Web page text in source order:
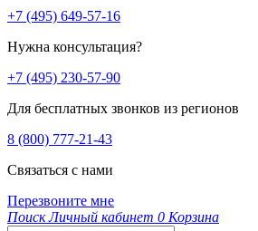
+7 (495) 649-57-16
Нужна консультация?
+7 (495) 230-57-90
Для бесплатных звонков из регионов
8 (800) 777-21-43
Связаться с нами
Перезвоните мне
Поиск Личный кабинет 0 Корзина